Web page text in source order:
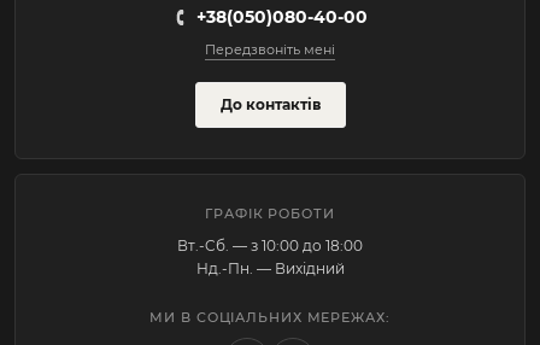
+38(050)080-40-00
Передзвоніть мені
До контактів
ГРАФІК РОБОТИ
Вт.-Cб. — з 10:00 до 18:00
Нд.-Пн. — Вихідний
МИ В СОЦІАЛЬНИХ МЕРЕЖАХ: